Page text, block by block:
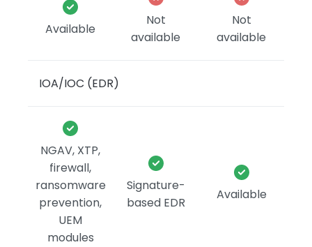
Available
Not
available
Not
available
IOA/IOC (EDR)
NGAV, XTP,
firewall,
ransomware
prevention,
UEM
modules
Signature-
based EDR
Available